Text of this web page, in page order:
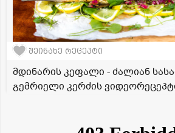
შეინახე რეცეპტი
მდინარის კეფალი - ძალიან
გემრიელი კერძის